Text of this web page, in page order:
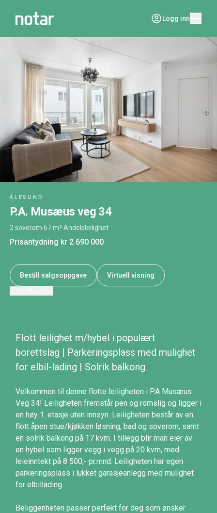
Logg inn
ÅLESUND
P.A. Musæus veg 34
2 soverom·67 m²·Andelsleilighet
Prisantydning kr 2 690 000
Bestill salgsoppgave Virtuell visning
Flott leilighet m/hybel i populært
borettslag | Parkeringsplass med mulighet
for elbil-lading | Solrik balkong
Velkommen til denne flotte leiligheten i P.A Musæus
Veg 34! Leiligheten fremstår pen og romslig og ligger i
en høy 1. etasje uten innsyn. Leiligheten består av en
flott åpen stue/kjøkken løsning, bad og soverom, samt
en solrik balkong på 17 kvm. I tillegg blir man eier av
en hybel som ligger vegg i vegg på 20 kvm, med
leieinntekt på 8 500,- pr.mnd. Leiligheten har egen
parkeringsplass i lukket garasjeanlegg med mulighet
for elbillading.
Beliggenheten passer perfekt for deg som ønsker